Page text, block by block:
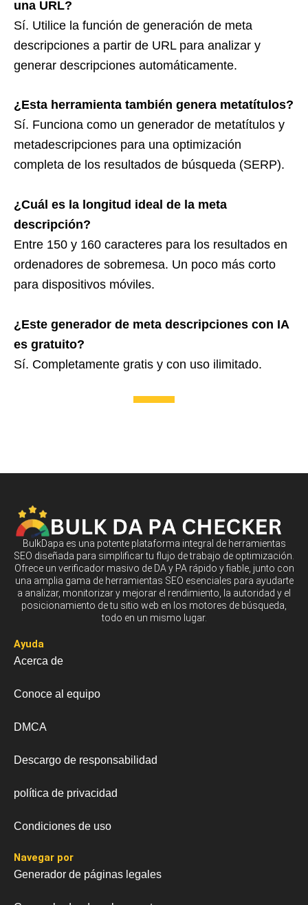
una URL?
Sí. Utilice la función de generación de meta
descripciones a partir de URL para analizar y
generar descripciones automáticamente.
¿Esta herramienta también genera metatítulos?
Sí. Funciona como un generador de metatítulos y
metadescripciones para una optimización
completa de los resultados de búsqueda (SERP).
¿Cuál es la longitud ideal de la meta
descripción?
Entre 150 y 160 caracteres para los resultados en
ordenadores de sobremesa. Un poco más corto
para dispositivos móviles.
¿Este generador de meta descripciones con IA
es gratuito?
Sí. Completamente gratis y con uso ilimitado.
BulkDapa es una potente plataforma integral de herramientas
SEO diseñada para simplificar tu flujo de trabajo de optimización.
Ofrece un verificador masivo de DA y PA rápido y fiable, junto con
una amplia gama de herramientas SEO esenciales para ayudarte
a analizar, monitorizar y mejorar el rendimiento, la autoridad y el
posicionamiento de tu sitio web en los motores de búsqueda,
todo en un mismo lugar.
Ayuda
Acerca de
Conoce al equipo
DMCA
Descargo de responsabilidad
política de privacidad
Condiciones de uso
Navegar por
Generador de páginas legales